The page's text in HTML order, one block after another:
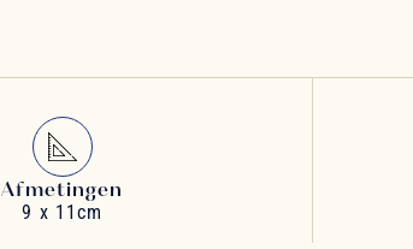
Afmetingen
9 x 11cm